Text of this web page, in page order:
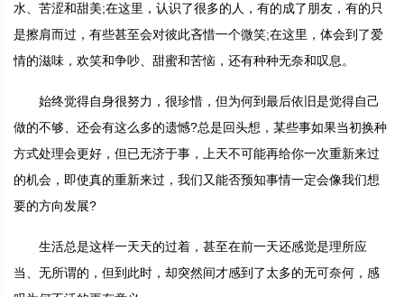
水、苦涩和甜美;在这里，认识了很多的人，有的成了朋友，有的只
是擦肩而过，有些甚至会对彼此吝惜一个微笑;在这里，体会到了爱
情的滋味，欢笑和争吵、甜蜜和苦恼，还有种种无奈和叹息。
始终觉得自身很努力，很珍惜，但为何到最后依旧是觉得自己
做的不够、还会有这么多的遗憾?总是回头想，某些事如果当初换种
方式处理会更好，但已无济于事，上天不可能再给你一次重新来过
的机会，即使真的重新来过，我们又能否预知事情一定会像我们想
要的方向发展?
生活总是这样一天天的过着，甚至在前一天还感觉是理所应
当、无所谓的，但到此时，却突然间才感到了太多的无可奈何，感